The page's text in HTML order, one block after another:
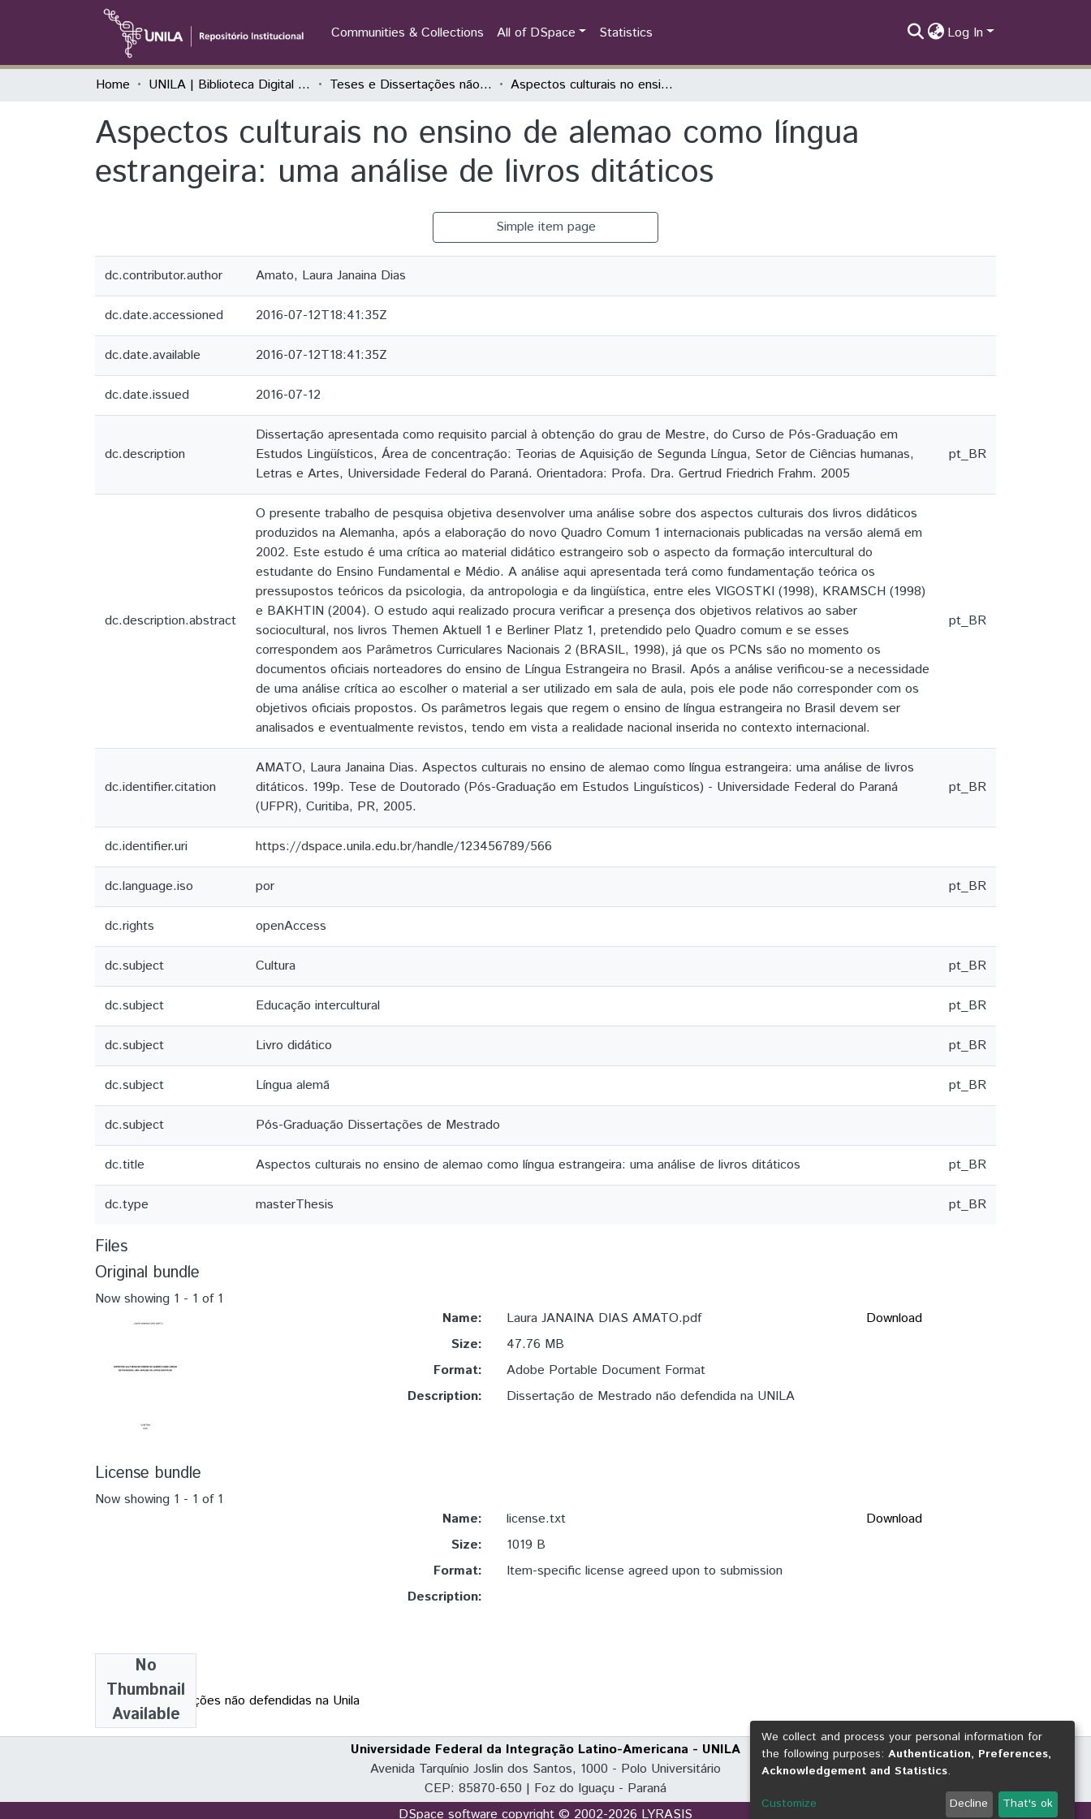
Communities & Collections All of DSpace Statistics Log In
Home UNILA | Biblioteca Digital de Dissertações e Teses Teses e Dissertações não defendidas na Unila Aspectos culturais no ensino de alemao como língua estrangeira: uma análise de livros ditáticos
Aspectos culturais no ensino de alemao como língua
estrangeira: uma análise de livros ditáticos
Simple item page
dc.contributor.author Amato, Laura Janaina Dias
dc.date.accessioned 2016-07-12T18:41:35Z
dc.date.available 2016-07-12T18:41:35Z
dc.date.issued 2016-07-12
dc.description
Dissertação apresentada como requisito parcial à obtenção do grau de Mestre, do Curso de Pós-Graduação em
Estudos Lingüísticos, Área de concentração: Teorias de Aquisição de Segunda Língua, Setor de Ciências humanas,
Letras e Artes, Universidade Federal do Paraná. Orientadora: Profa. Dra. Gertrud Friedrich Frahm. 2005
pt_BR
dc.description.abstract
O presente trabalho de pesquisa objetiva desenvolver uma análise sobre dos aspectos culturais dos livros didáticos
produzidos na Alemanha, após a elaboração do novo Quadro Comum 1 internacionais publicadas na versão alemã em
2002. Este estudo é uma crítica ao material didático estrangeiro sob o aspecto da formação intercultural do
estudante do Ensino Fundamental e Médio. A análise aqui apresentada terá como fundamentação teórica os
pressupostos teóricos da psicologia, da antropologia e da lingüística, entre eles VIGOSTKI (1998), KRAMSCH (1998)
e BAKHTIN (2004). O estudo aqui realizado procura verificar a presença dos objetivos relativos ao saber
sociocultural, nos livros Themen Aktuell 1 e Berliner Platz 1, pretendido pelo Quadro comum e se esses
correspondem aos Parâmetros Curriculares Nacionais 2 (BRASIL, 1998), já que os PCNs são no momento os
documentos oficiais norteadores do ensino de Língua Estrangeira no Brasil. Após a análise verificou-se a necessidade
de uma análise crítica ao escolher o material a ser utilizado em sala de aula, pois ele pode não corresponder com os
objetivos oficiais propostos. Os parâmetros legais que regem o ensino de língua estrangeira no Brasil devem ser
analisados e eventualmente revistos, tendo em vista a realidade nacional inserida no contexto internacional.
pt_BR
dc.identifier.citation
AMATO, Laura Janaina Dias. Aspectos culturais no ensino de alemao como língua estrangeira: uma análise de livros
ditáticos. 199p. Tese de Doutorado (Pós-Graduação em Estudos Linguísticos) - Universidade Federal do Paraná
(UFPR), Curitiba, PR, 2005.
pt_BR
dc.identifier.uri https://dspace.unila.edu.br/handle/123456789/566
dc.language.iso por pt_BR
dc.rights openAccess
dc.subject Cultura pt_BR
dc.subject Educação intercultural pt_BR
dc.subject Livro didático pt_BR
dc.subject Língua alemã pt_BR
dc.subject Pós-Graduação Dissertações de Mestrado
dc.title Aspectos culturais no ensino de alemao como língua estrangeira: uma análise de livros ditáticos pt_BR
dc.type masterThesis pt_BR
Files
Original bundle
Now showing 1 - 1 of 1
Name:
Laura JANAINA DIAS AMATO.pdf
Size:
47.76 MB
Format:
Adobe Portable Document Format
Description:
Dissertação de Mestrado não defendida na UNILA
Download
License bundle
Now showing 1 - 1 of 1
No
Thumbnail
Available
Name:
license.txt
Size:
1019 B
Format:
Item-specific license agreed upon to submission
Description:
Download
Collections
Teses e Dissertações não defendidas na Unila
Universidade Federal da Integração Latino-Americana - UNILA
Avenida Tarquínio Joslin dos Santos, 1000 - Polo Universitário
CEP: 85870-650 | Foz do Iguaçu - Paraná
DSpace software copyright © 2002-2026 LYRASIS
We collect and process your personal information for
the following purposes: Authentication, Preferences,
Acknowledgement and Statistics.
Customize Decline That's ok